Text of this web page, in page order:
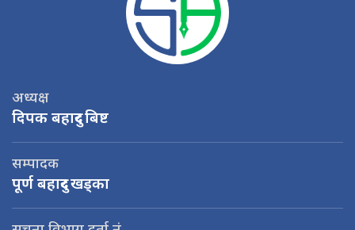
अध्यक्ष
दिपक बहादुर बिष्ट
सम्पादक
पूर्ण बहादुर खड्का